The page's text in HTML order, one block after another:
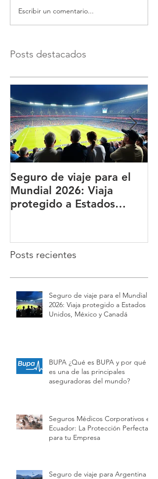
Escribir un comentario...
Posts destacados
Seguro de viaje para el
Mundial 2026: Viaja
protegido a Estados
Posts recientes
Seguro de viaje para el Mundial
2026: Viaja protegido a Estados
Unidos, México y Canadá
BUPA ¿Qué es BUPA y por qué
es una de las principales
aseguradoras del mundo?
Seguros Médicos Corporativos en
Ecuador: La Protección Perfecta
para tu Empresa
Seguro de viaje para Argentina